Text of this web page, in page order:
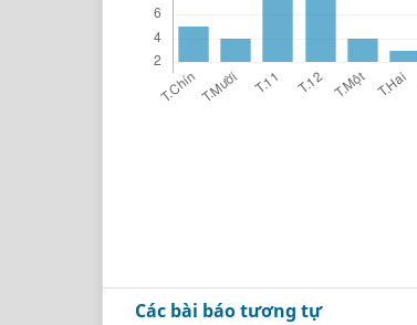
Các bài báo tương tự